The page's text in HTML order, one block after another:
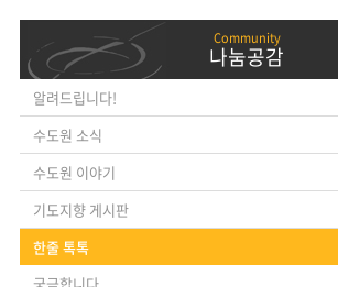
나눔공감
알려드립니다!
수도원 소식
수도원 이야기
기도지향 게시판
한줄 톡톡
궁금합니다.